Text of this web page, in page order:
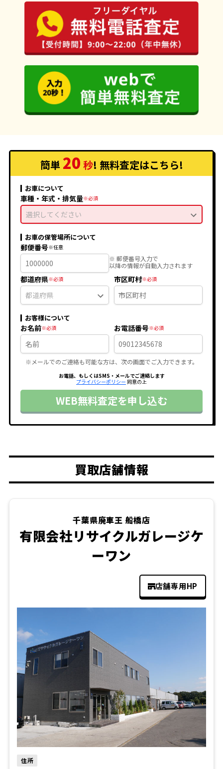
簡単 20 秒! 無料査定はこちら!
お車について
車種・年式・排気量
選択してください
お車の保管場所について
郵便番号
※ 郵便番号入力で
以降の情報が自動入力されます
都道府県 市区町村
お客様について
お名前 お電話番号
※メールでのご連絡も可能な方は、次の画面でご入力できます。
お電話、もしくはSMS・メールでご連絡します
プライバシーポリシー 同意の上
WEB無料査定を申し込む
買取店舗情報
千葉県廃車王 船橋店
有限会社リサイクルガレージケ
ーワン
店舗専用HP
住所